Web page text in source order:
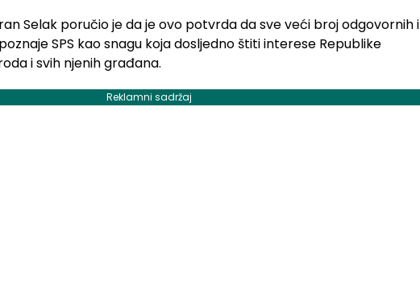
Selak poručio je da je ovo potvrda da sve veći broj odgovornih i
SPS kao snagu koja dosljedno štiti interese Republike
i svih njenih građana.
Reklamni sadržaj